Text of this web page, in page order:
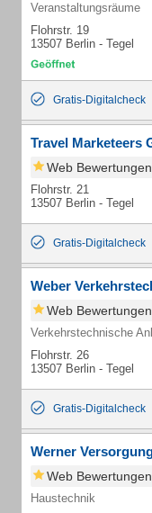
Veranstaltungsräume
Flohrstr. 19
13507 Berlin - Tegel
Gratis-Digitalcheck
Travel Marketeers
Web
Flohrstr. 21
13507 Berlin - Tegel
Gratis-Digitalcheck
Weber
Web
Verkehrstechnische
Flohrstr. 26
13507 Berlin - Tegel
Gratis-Digitalcheck
Werner
Web
Haustechnik